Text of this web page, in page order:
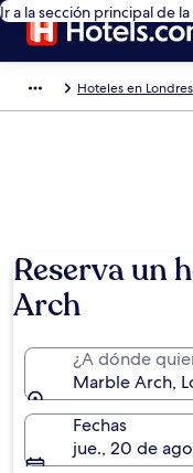
Ir a la sección principal de
Hoteles en Londres
Reserva un
Arch
¿A dónde
Marble Arch,
Fechas
jue., 20 de